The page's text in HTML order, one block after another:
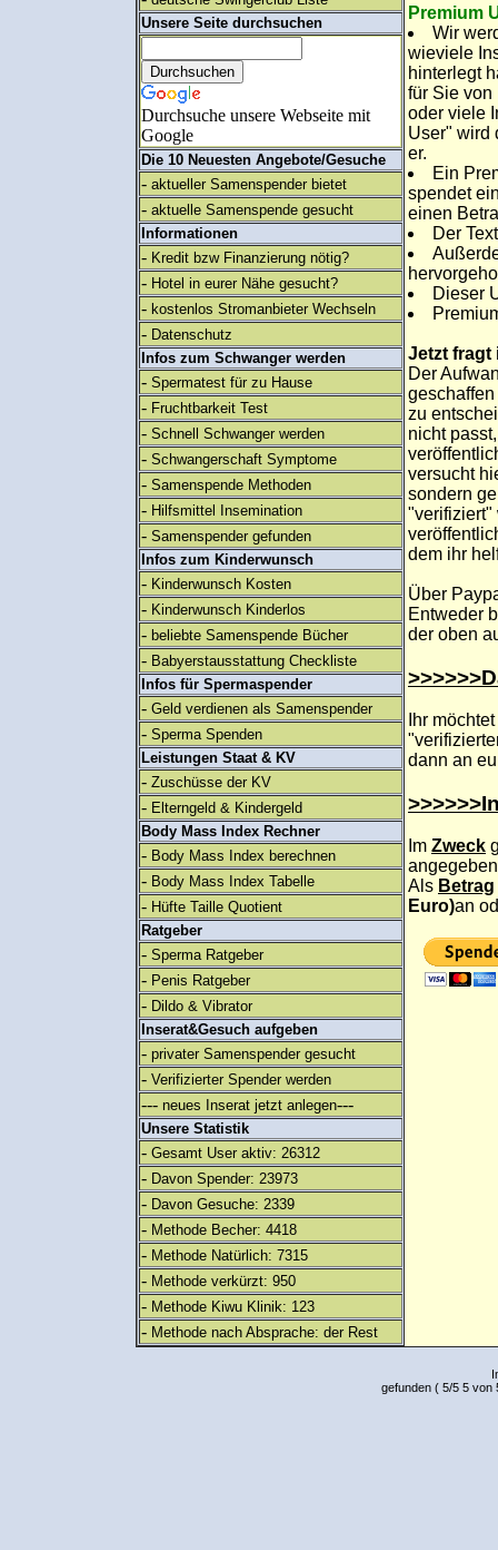
Unsere Seite durchsuchen
Durchsuche unsere Webseite mit
Google
Die 10 Neuesten Angebote/Gesuche
- aktueller Samenspender bietet
- aktuelle Samenspende gesucht
Informationen
- Kredit bzw Finanzierung nötig?
- Hotel in eurer Nähe gesucht?
- kostenlos Stromanbieter Wechseln
- Datenschutz
Infos zum Schwanger werden
- Spermatest für zu Hause
- Fruchtbarkeit Test
- Schnell Schwanger werden
- Schwangerschaft Symptome
- Samenspende Methoden
- Hilfsmittel Insemination
- Samenspender gefunden
Infos zum Kinderwunsch
- Kinderwunsch Kosten
- Kinderwunsch Kinderlos
- beliebte Samenspende Bücher
- Babyerstausstattung Checkliste
Infos für Spermaspender
- Geld verdienen als Samenspender
- Sperma Spenden
Leistungen Staat & KV
- Zuschüsse der KV
- Elterngeld & Kindergeld
Body Mass Index Rechner
- Body Mass Index berechnen
- Body Mass Index Tabelle
- Hüfte Taille Quotient
Ratgeber
- Sperma Ratgeber
- Penis Ratgeber
- Dildo & Vibrator
Inserat&Gesuch aufgeben
- privater Samenspender gesucht
- Verifizierter Spender werden
--- neues Inserat jetzt anlegen---
Unsere Statistik
- Gesamt User aktiv: 26312
- Davon Spender: 23973
- Davon Gesuche: 2339
- Methode Becher: 4418
- Methode Natürlich: 7315
- Methode verkürzt: 950
- Methode Kiwu Klinik: 123
- Methode nach Absprache: der Rest
Premium
Wir
wieviele
hinterlegt
für Sie von
oder viele
User" wird
er.
Ein
spendet
einen
Der
Dieser
Jetzt fragt
Der
zu
nicht
versucht
sondern
"verifiziert"
dem ihr
Über
Entweder
der oben
Ihr
dann an
Im Zweck
Als Betrag
Euro)an
gefunden( 5/5 5 von